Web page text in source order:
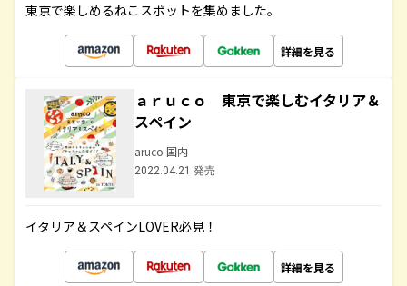
東京で楽しめるねこスポットを集めました。
詳細を見る
ａｒｕｃｏ 東京で楽しむイタリア＆
スペイン
aruco 国内
2022.04.21 発売
イタリア＆スペインLOVER必見！
詳細を見る